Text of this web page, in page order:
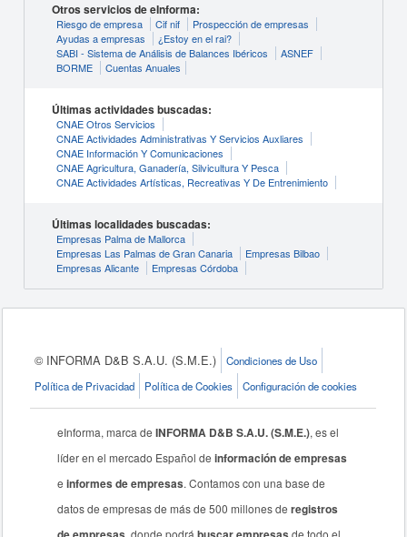
Otros servicios de eInforma:
Riesgo de empresa Cif nif
Prospección de empresas
Ayudas a empresas
¿Estoy en el rai?
SABI - Sistema de Análisis de Balances Ibéricos
ASNEF
BORME
Cuentas Anuales
Últimas actividades buscadas:
CNAE Otros Servicios
CNAE Actividades Administrativas Y Servicios Auxliares
CNAE Información Y Comunicaciones
CNAE Agricultura, Ganadería, Silvicultura Y Pesca
CNAE Actividades Artísticas, Recreativas Y De Entrenimiento
Últimas localidades buscadas:
Empresas Palma de Mallorca
Empresas Las Palmas de Gran Canaria
Empresas Bilbao
Empresas Alicante
Empresas Córdoba
© INFORMA D&B S.A.U. (S.M.E.)
Condiciones de Uso
Política de Privacidad
Política de Cookies Configuración de cookies
eInforma, marca deINFORMA D&B S.A.U. (S.M.E.), es el
líder en el mercado Español deinformación de empresas
einformes de empresas. Contamos con una base de
datos de empresas de más de 500 millones deregistros
, donde podrá de todo el